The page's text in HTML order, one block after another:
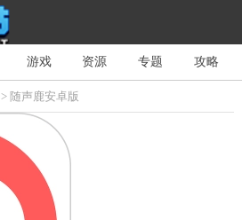
游戏 资源 专题 攻略
> 随声鹿安卓版